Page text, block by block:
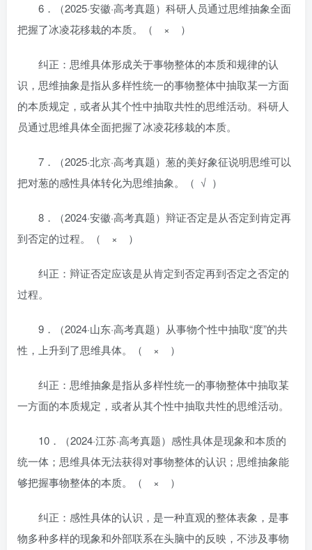
6．（2025·安徽·高考真题）科研人员通过思维抽象全面
把握了冰凌花移栽的本质。（ × ）
纠正：思维具体形成关于事物整体的本质和规律的认
识，思维抽象是指从多样性统一的事物整体中抽取某一方面
的本质规定，或者从其个性中抽取共性的思维活动。科研人
员通过思维具体全面把握了冰凌花移栽的本质。
7．（2025·北京·高考真题）葱的美好象征说明思维可以
把对葱的感性具体转化为思维抽象。（ √ ）
8．（2024·安徽·高考真题）辩证否定是从否定到肯定再
到否定的过程。（ × ）
纠正：辩证否定应该是从肯定到否定再到否定之否定的
过程。
9．（2024·山东·高考真题）从事物个性中抽取“度”的共
性，上升到了思维具体。（ × ）
纠正：思维抽象是指从多样性统一的事物整体中抽取某
一方面的本质规定，或者从其个性中抽取共性的思维活动。
10．（2024·江苏·高考真题）感性具体是现象和本质的
统一体；思维具体无法获得对事物整体的认识；思维抽象能
够把握事物整体的本质。（ × ）
纠正：感性具体的认识，是一种直观的整体表象，是事
物多种多样的现象和外部联系在头脑中的反映，不涉及事物